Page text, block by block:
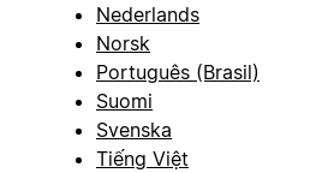
Nederlands
Norsk
Português (Brasil)
Suomi
Svenska
Tiếng Việt